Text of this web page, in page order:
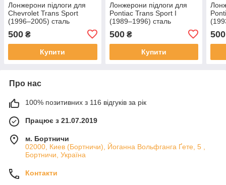
Лонжерони підлоги для
Chevrolet Trans Sport
(1996–2005) сталь
500 ₴
Купити
Лонжерони підлоги для
Pontiac Trans Sport I
(1989–1996) сталь
500₴
Купити
500
Про нас
100% позитивних з 116 відгуків за рік
Працює з 21.07.2019
м. Бортничи
02000, Киев (Бортничи), Йоганна Вольфганга Ґете, 5 ,
Бортничи, Україна
Контакти